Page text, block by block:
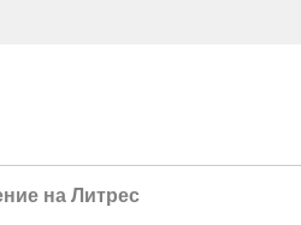
на Литрес